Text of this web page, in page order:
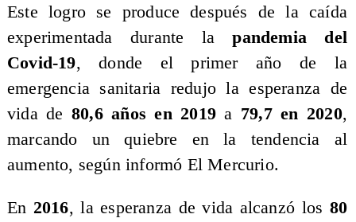
​Este logro se produce después de la caída
experimentada durante lapandemia del
Covid-19, donde el primer año de la
emergencia sanitaria redujo la esperanza de
vida de 80,6 años en 2019 a 79,7 en 2020,
marcando un quiebre en la tendencia al
aumento, según informó El Mercurio.
​En 2016, la esperanza de vida alcanzó los 80